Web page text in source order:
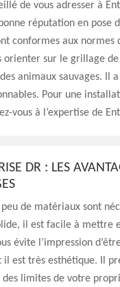
de vous adresser à
réputation en pose
conformes aux normes
orienter sur le grillage
animaux sauvages. Il
Pour une
vous à l’expertise de
DR : LES
peu de matériaux sont
il est facile à mettre
évite l’impression
il est très esthétique. Il
des limites de votre